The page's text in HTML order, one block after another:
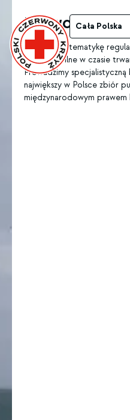
Cała Polska
Prawo
Przybliżamy tematykę
osoby cywilne w czasie
Prowadzimy
największy w Polsce zbiór
międzynarodowym prawem